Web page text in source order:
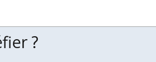
?